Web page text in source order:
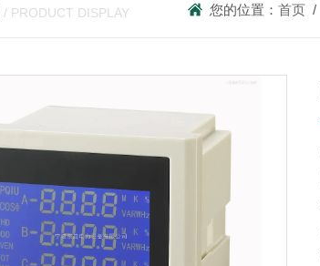
/ PRODUCT DISPLAY 您的位置：首页 /